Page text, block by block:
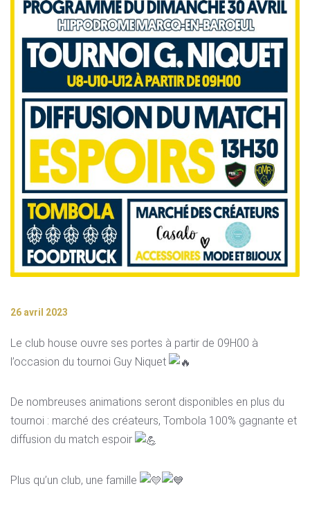
26 avril 2023
Le club house ouvre ses portes à partir de 09H00 à
l’occasion du tournoi Guy Niquet
De nombreuses animations seront disponibles en plus du
tournoi : marché des créateurs, Tombola 100% gagnante et
diffusion du match espoir
Plus qu’un club, une famille